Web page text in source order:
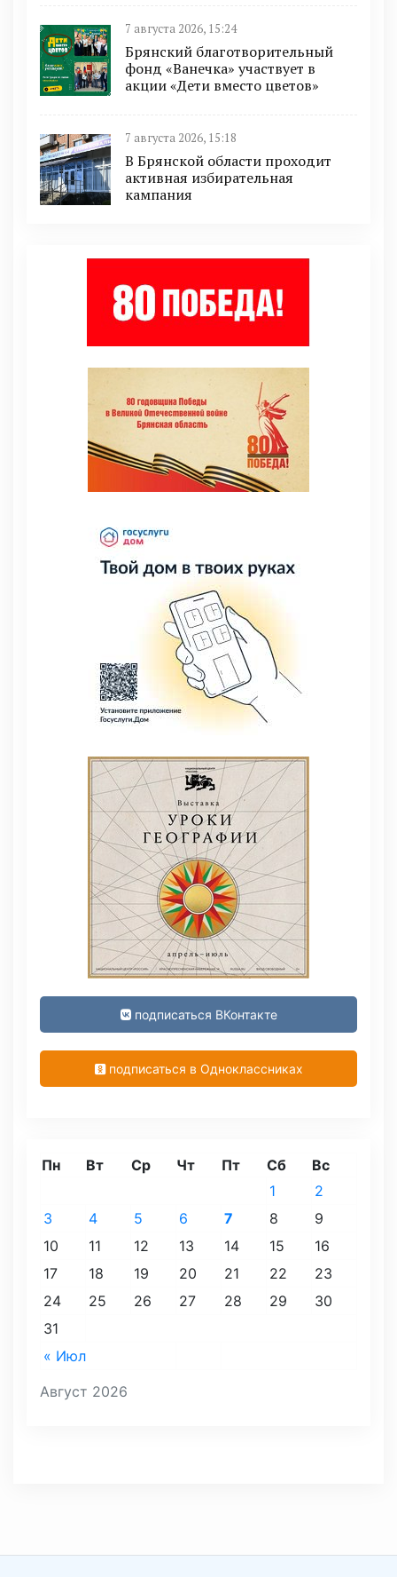
7 августа 2026, 15:24
Брянский благотворительный
фонд «Ванечка» участвует в
акции «Дети вместо цветов»
7 августа 2026, 15:18
В Брянской области проходит
активная избирательная
кампания
подписаться ВКонтакте
подписаться в Одноклассниках
Август 2026
Пн Вт Ср Чт Пт Сб Вс
« Июл
1
2
3
4 5 6 7 8
9
10
11 12 13 14 15
16
17
18 19 20 21 22
23
24
25 26 27 28 29
30
31